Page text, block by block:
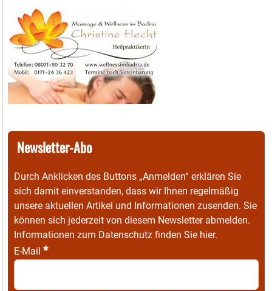
Newsletter-Abo
Durch Anklicken des Buttons „Anmelden“ erklären Sie
sich damit einverstanden, dass wir Ihnen regelmäßig
unsere aktuellen Artikel und Informationen zusenden. Sie
können sich jederzeit von diesem Newsletter abmelden.
Informationen zum Datenschutz finden Sie hier.
E-Mail *